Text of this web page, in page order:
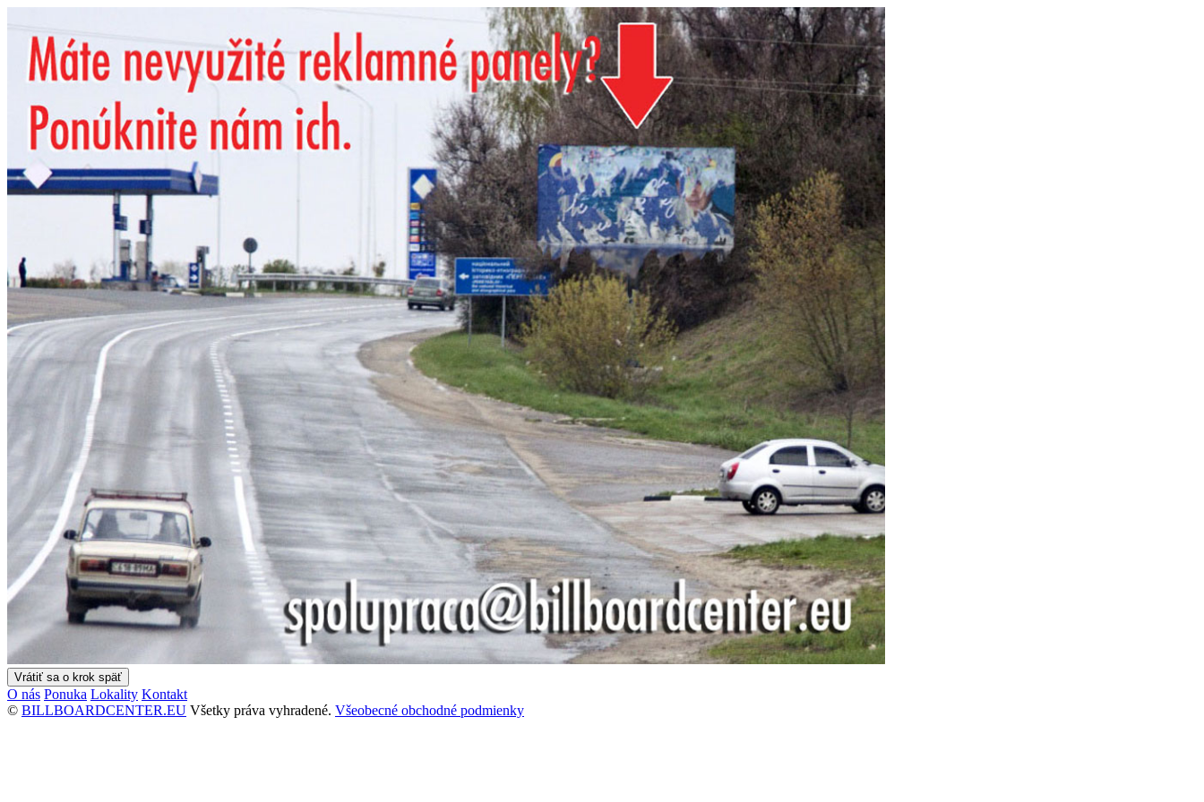
O nás Ponuka Lokality Kontakt
© BILLBOARDCENTER.EU Všetky práva vyhradené. Všeobecné obchodné podmienky